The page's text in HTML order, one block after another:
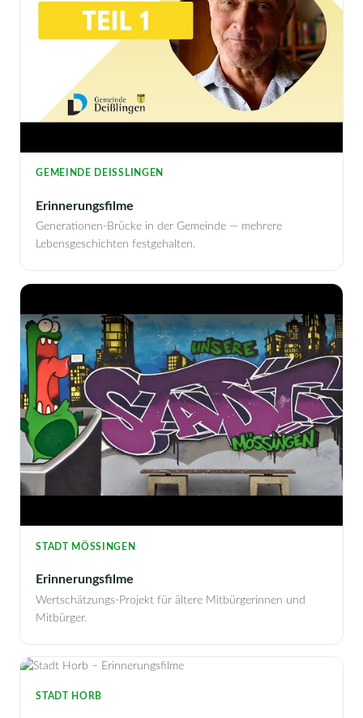
GEMEINDE DEISSLINGEN
Erinnerungsfilme
Generationen-Brücke in der Gemeinde — mehrere
Lebensgeschichten festgehalten.
STADT MÖSSINGEN
Erinnerungsfilme
Wertschätzungs-Projekt für ältere Mitbürgerinnen und
Mitbürger.
STADT HORB